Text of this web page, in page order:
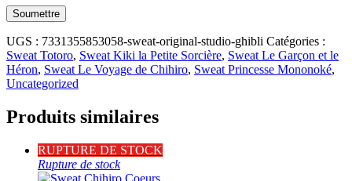
UGS : 7331355853058-sweat-original-studio-ghibli Catégories :
Sweat Totoro, Sweat Kiki la Petite Sorcière, Sweat Le Garçon et le
Héron, Sweat Le Voyage de Chihiro, Sweat Princesse Mononoké,
Uncategorized
Produits similaires
RUPTURE DE STOCK
Rupture de stock